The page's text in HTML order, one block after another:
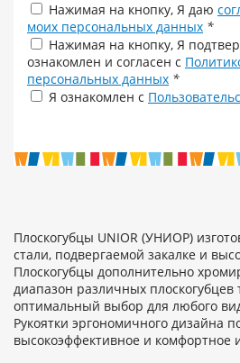
Нажимая на кнопку, Я даю
моих персональных данных *
Нажимая на кнопку, Я
ознакомлен и согласен с
персональных данных *
Я ознакомлен с
Плоскогубцы UNIOR (УНИОР)
стали, подвергаемой закалке и
Плоскогубцы дополнительно
диапазон различных плоскогубцев
оптимальный выбор для любого
Рукоятки эргономичного дизайна
высокоэффективное и комфортное